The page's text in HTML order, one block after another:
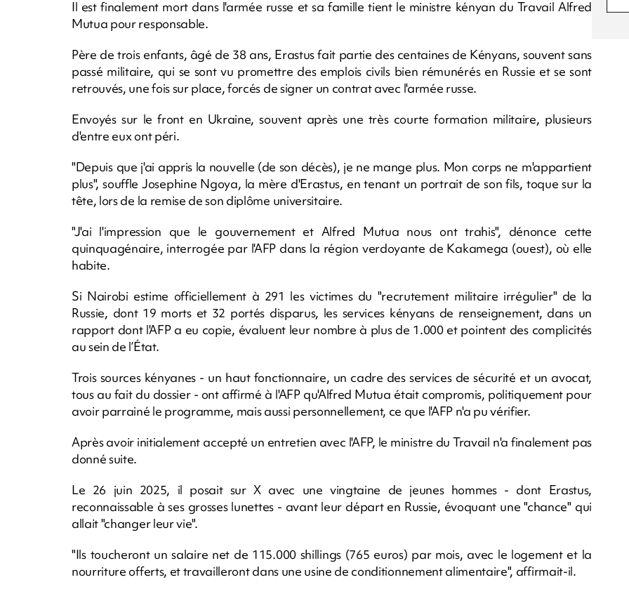
Il est finalement mort dans l'armée russe et sa famille tient le ministre kényan du Travail Alfred
Mutua pour responsable.
Père de trois enfants, âgé de 38 ans, Erastus fait partie des centaines de Kényans, souvent sans
passé militaire, qui se sont vu promettre des emplois civils bien rémunérés en Russie et se sont
retrouvés, une fois sur place, forcés de signer un contrat avec l'armée russe.
Envoyés sur le front en Ukraine, souvent après une très courte formation militaire, plusieurs
d'entre eux ont péri.
"Depuis que j'ai appris la nouvelle (de son décès), je ne mange plus. Mon corps ne m'appartient
plus", souffle Josephine Ngoya, la mère d'Erastus, en tenant un portrait de son fils, toque sur la
tête, lors de la remise de son diplôme universitaire.
"J'ai l'impression que le gouvernement et Alfred Mutua nous ont trahis", dénonce cette
quinquagénaire, interrogée par l'AFP dans la région verdoyante de Kakamega (ouest), où elle
habite.
Si Nairobi estime officiellement à 291 les victimes du "recrutement militaire irrégulier" de la
Russie, dont 19 morts et 32 portés disparus, les services kényans de renseignement, dans un
rapport dont l'AFP a eu copie, évaluent leur nombre à plus de 1.000 et pointent des complicités
au sein de l’État.
Trois sources kényanes - un haut fonctionnaire, un cadre des services de sécurité et un avocat,
tous au fait du dossier - ont affirmé à l'AFP qu'Alfred Mutua était compromis, politiquement pour
avoir parrainé le programme, mais aussi personnellement, ce que l'AFP n'a pu vérifier.
Après avoir initialement accepté un entretien avec l'AFP, le ministre du Travail n'a finalement pas
donné suite.
Le 26 juin 2025, il posait sur X avec une vingtaine de jeunes hommes - dont Erastus,
reconnaissable à ses grosses lunettes - avant leur départ en Russie, évoquant une "chance" qui
allait "changer leur vie".
"Ils toucheront un salaire net de 115.000 shillings (765 euros) par mois, avec le logement et la
nourriture offerts, et travailleront dans une usine de conditionnement alimentaire", affirmait-il.